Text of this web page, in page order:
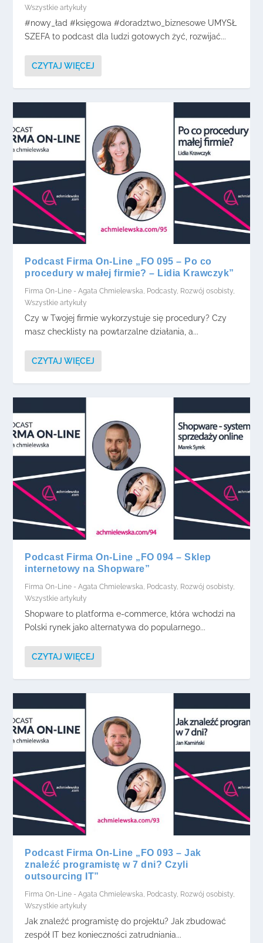
Wszystkie artykuły
#nowy_ład #księgowa #doradztwo_biznesowe UMYSŁ
SZEFA to podcast dla ludzi gotowych żyć, rozwijać...
CZYTAJ WIĘCEJ
Podcast Firma On-Line „FO 095 – Po co
procedury w małej firmie? – Lidia Krawczyk”
Firma On-Line - Agata Chmielewska, Podcasty, Rozwój osobisty,
Wszystkie artykuły
Czy w Twojej firmie wykorzystuje się procedury? Czy
masz checklisty na powtarzalne działania, a...
CZYTAJ WIĘCEJ
Podcast Firma On-Line „FO 094 – Sklep
internetowy na Shopware”
Firma On-Line - Agata Chmielewska, Podcasty, Rozwój osobisty,
Wszystkie artykuły
Shopware to platforma e-commerce, która wchodzi na
Polski rynek jako alternatywa do popularnego...
CZYTAJ WIĘCEJ
Podcast Firma On-Line „FO 093 – Jak
znaleźć programistę w 7 dni? Czyli
outsourcing IT”
Firma On-Line - Agata Chmielewska, Podcasty, Rozwój osobisty,
Wszystkie artykuły
Jak znaleźć programistę do projektu? Jak zbudować
zespół IT bez konieczności zatrudniania...